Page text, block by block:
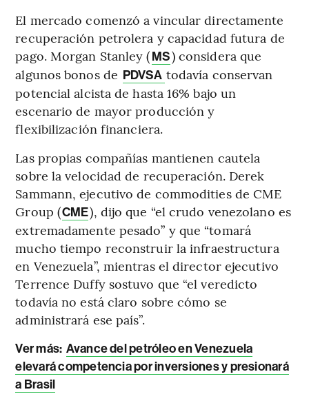
El mercado comenzó a vincular directamente
recuperación petrolera y capacidad futura de
pago. Morgan Stanley (MS) considera que
algunos bonos de PDVSA todavía conservan
potencial alcista de hasta 16% bajo un
escenario de mayor producción y
flexibilización financiera.
Las propias compañías mantienen cautela
sobre la velocidad de recuperación. Derek
Sammann, ejecutivo de commodities de CME
Group (CME), dijo que “el crudo venezolano es
extremadamente pesado” y que “tomará
mucho tiempo reconstruir la infraestructura
en Venezuela”, mientras el director ejecutivo
Terrence Duffy sostuvo que “el veredicto
todavía no está claro sobre cómo se
administrará ese país”.
Ver más: Avance del petróleo en Venezuela
elevará competencia por inversiones y presionará
a Brasil